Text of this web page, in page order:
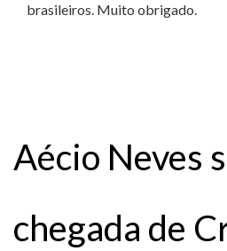
brasileiros. Muito obrigado.
Aécio Neves
chegada de